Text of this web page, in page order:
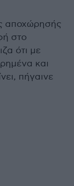
αποχώρησής
στο
ότι με
και
πήγαινε